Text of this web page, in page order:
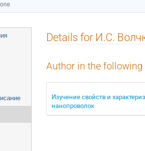
Details for И.С.
Author in the
Изучение свойств и
нанопроволок